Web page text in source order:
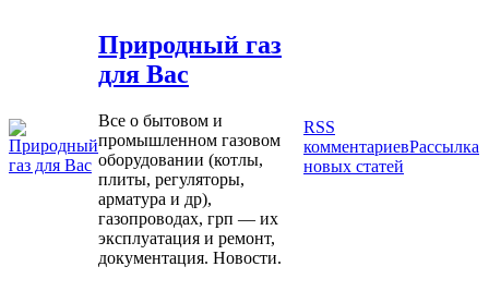
Природный газ
для Вас
Все о бытовом и
промышленном газовом
оборудовании (котлы,
плиты, регуляторы,
арматура и др),
газопроводах, грп — их
эксплуатация и ремонт,
документация. Новости.
RSS
комментариевРассылка
новых статей